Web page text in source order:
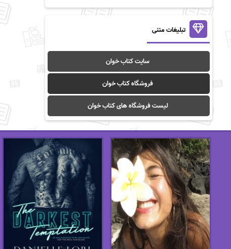
تبلیغات متنی
سایت کتاب خوان
فروشگاه کتاب خوان
لیست فروشگاه های کتاب خوان